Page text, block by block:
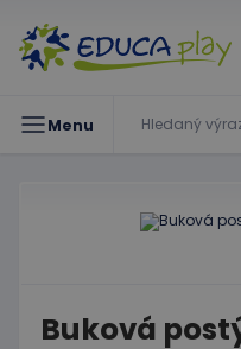
Menu
Buková